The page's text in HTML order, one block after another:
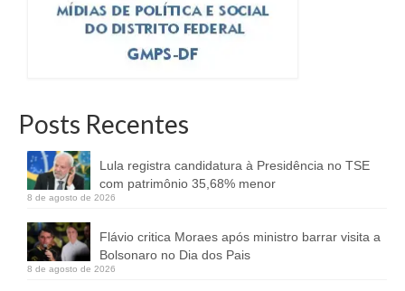
Posts Recentes
Lula registra candidatura à Presidência no TSE
com patrimônio 35,68% menor
8 de agosto de 2026
Flávio critica Moraes após ministro barrar visita a
Bolsonaro no Dia dos Pais
8 de agosto de 2026